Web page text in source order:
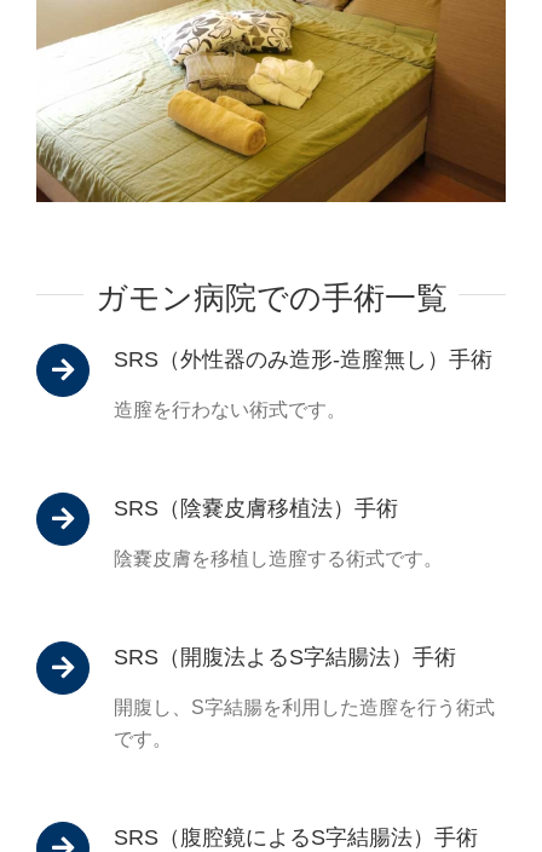
ガモン病院での手術一覧
SRS（外性器のみ造形-造膣無し）手術
造膣を行わない術式です。
SRS（陰嚢皮膚移植法）手術
陰嚢皮膚を移植し造膣する術式です。
SRS（開腹法よるS字結腸法）手術
開腹し、S字結腸を利用した造膣を行う術式
です。
SRS（腹腔鏡によるS字結腸法）手術